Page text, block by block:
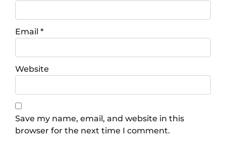
Email *
Website
Save my name, email, and website in this
browser for the next time I comment.